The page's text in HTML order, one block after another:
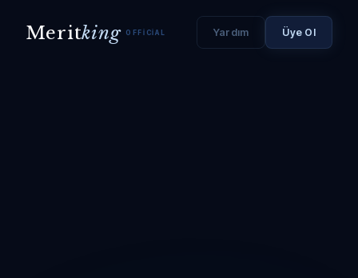
Meritking OFFICIAL Yardım Üye Ol